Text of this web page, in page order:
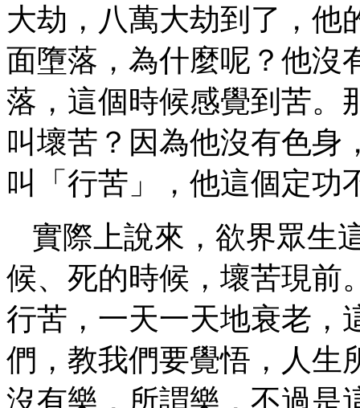
大劫，八萬大劫到了，他
面墮落，為什麼呢？他沒
落，這個時候感覺到苦。
叫壞苦？因為他沒有色身
叫「行苦」，他這個定功
實際上說來，欲界眾生
候、死的時候，壞苦現前
行苦，一天一天地衰老，
們，教我們要覺悟，人生
沒有樂，所謂樂，不過是